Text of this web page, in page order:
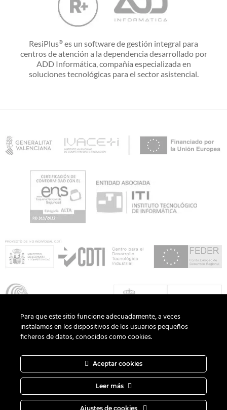
ResiPlus® es un software de gestión integral para
centros de atención a la dependencia desarrollado por
ADD Informática, compañía especializada en
soluciones tecnológicas para el sector asistencial.
ADD Informática· Todos los derechos
reservados.Política de Privacidad|Aviso Legal|Política de Cookies
Canal del Informante|Diseño web
Para que este sitio funcione adecuadamente, a veces
instalamos en los dispositivos de los usuarios pequeños
ficheros de datos, conocidos como cookies.
Aceptar cookies
Leer más
Ajustes de cookies